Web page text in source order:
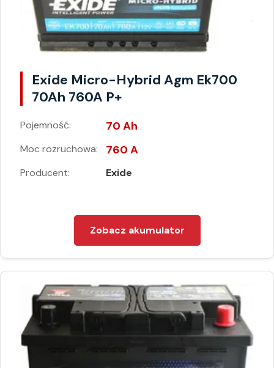
Exide Micro-Hybrid Agm Ek700
70Ah 760A P+
Pojemność: 70 Ah
Moc rozruchowa: 760 A
Producent: Exide
Zobacz akumulator